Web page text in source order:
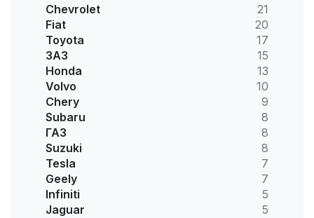
Chevrolet
21
Fiat
20
Toyota
17
ЗАЗ
15
Honda
13
Volvo
10
Chery
9
Subaru
8
ГАЗ
8
Suzuki
8
Tesla
7
Geely
7
Infiniti
5
Jaguar
5